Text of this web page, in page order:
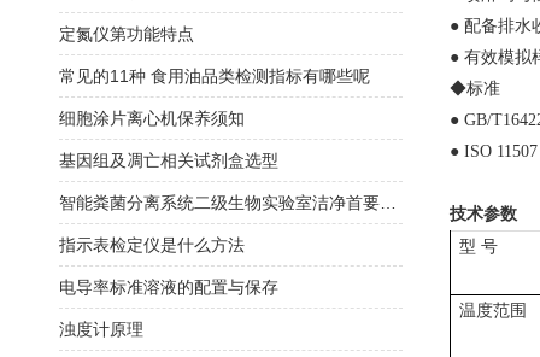
● 配备排水
● 有效模拟
◆标准
● GB/
● ISO
技术参数
型 号
温度范围
定氮仪第功能特点
常见的11种 食用油品类检测指标有哪些呢
细胞涂片离心机保养须知
基因组及凋亡相关试剂盒选型
指示表检定仪是什么方法
电导率标准溶液的配置与保存
浊度计原理